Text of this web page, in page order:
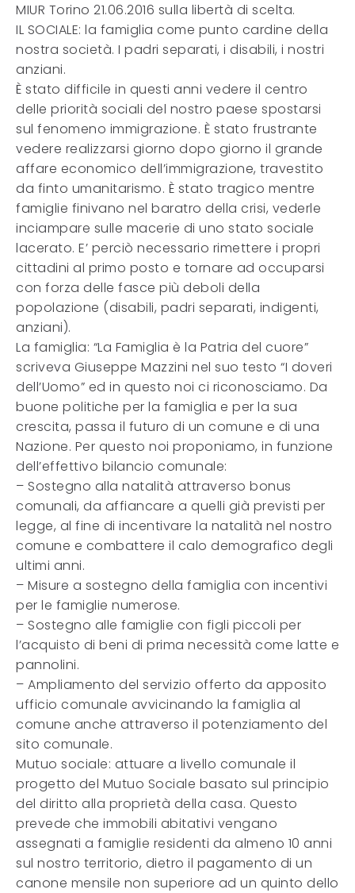
MIUR Torino 21.06.2016 sulla libertà di scelta.
IL SOCIALE: la famiglia come punto cardine della
nostra società. I padri separati, i disabili, i nostri
anziani.
È stato difficile in questi anni vedere il centro
delle priorità sociali del nostro paese spostarsi
sul fenomeno immigrazione. È stato frustrante
vedere realizzarsi giorno dopo giorno il grande
affare economico dell’immigrazione, travestito
da finto umanitarismo. È stato tragico mentre
famiglie finivano nel baratro della crisi, vederle
inciampare sulle macerie di uno stato sociale
lacerato. E’ perciò necessario rimettere i propri
cittadini al primo posto e tornare ad occuparsi
con forza delle fasce più deboli della
popolazione (disabili, padri separati, indigenti,
anziani).
La famiglia: “La Famiglia è la Patria del cuore”
scriveva Giuseppe Mazzini nel suo testo “I doveri
dell’Uomo” ed in questo noi ci riconosciamo. Da
buone politiche per la famiglia e per la sua
crescita, passa il futuro di un comune e di una
Nazione. Per questo noi proponiamo, in funzione
dell’effettivo bilancio comunale:
– Sostegno alla natalità attraverso bonus
comunali, da affiancare a quelli già previsti per
legge, al fine di incentivare la natalità nel nostro
comune e combattere il calo demografico degli
ultimi anni.
– Misure a sostegno della famiglia con incentivi
per le famiglie numerose.
– Sostegno alle famiglie con figli piccoli per
l’acquisto di beni di prima necessità come latte e
pannolini.
– Ampliamento del servizio offerto da apposito
ufficio comunale avvicinando la famiglia al
comune anche attraverso il potenziamento del
sito comunale.
Mutuo sociale: attuare a livello comunale il
progetto del Mutuo Sociale basato sul principio
del diritto alla proprietà della casa. Questo
prevede che immobili abitativi vengano
assegnati a famiglie residenti da almeno 10 anni
sul nostro territorio, dietro il pagamento di un
canone mensile non superiore ad un quinto dello